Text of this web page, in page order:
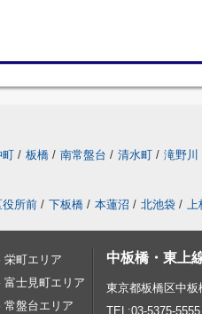
町 / 板橋 / 南常盤台 / 清水町 / 滝野川
役所前 / 下板橋 / 本蓮沼 / 北池袋 / 上
栄町エリア
富士見町エリア
常盤台エリア
中板橋・東上
東京都板橋区中板
TEL:03-5375-5555